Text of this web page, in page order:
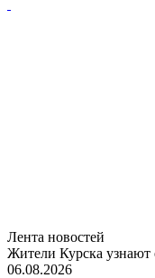
Лента новостей
Жители Курска
06.08.2026